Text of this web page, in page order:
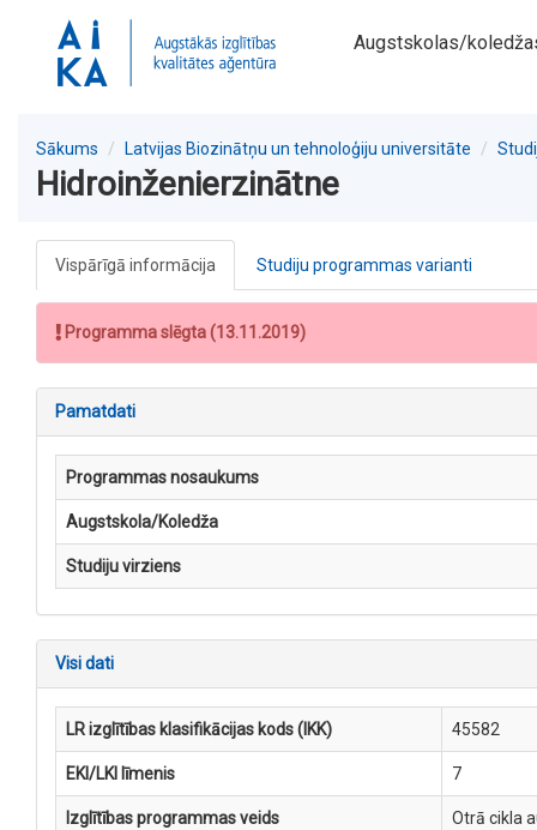
Augstskolas/
Sākums Latvijas Biozinātņu un tehnoloģiju universitāte
Hidroinženierzinātne
Vispārīgā informācija Studiju programmas varianti
Programma slēgta (13.11.2019)
Pamatdati
Programmas nosaukums
Augstskola/Koledža
Studiju virziens
Visi dati
LR izglītības klasifikācijas kods (IKK) 45582
EKI/LKI līmenis 7
Izglītības programmas veids Otrā cikla